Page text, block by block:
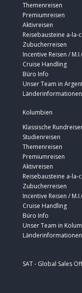
Themenreisen
Premiumreisen
Aktivreisen
Reisebausteine a-la-
Zubucherreisen
Incentive Reisen /
Cruise Handling
Büro Info
Unser Team in
Länderinformationen
Kolumbien
Klassische
Studienreisen
Themenreisen
Premiumreisen
Aktivreisen
Reisebausteine a-la-
Zubucherreisen
Incentive Reisen /
Cruise Handling
Büro Info
Unser Team in
Länderinformationen
SAT - Global Sales